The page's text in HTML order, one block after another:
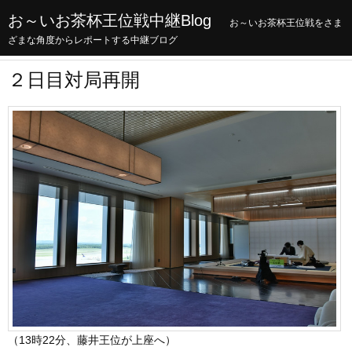
お～いお茶杯王位戦中継Blog
お～いお茶杯王位戦をさま
ざまな角度からレポートする中継ブログ
２日目対局再開
（13時22分、藤井王位が上座へ）